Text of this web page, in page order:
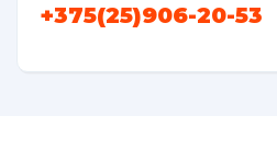
+375(25)906-20-53